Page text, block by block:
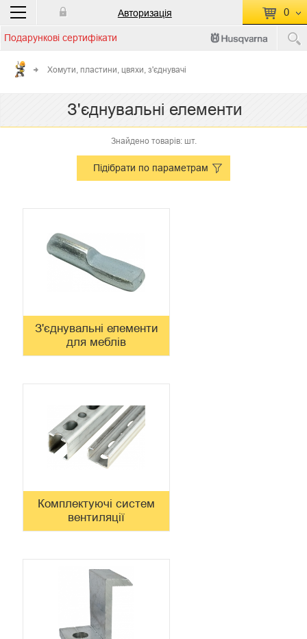
Авторизація 0
КОШИК ПУСТИЙ
до кошику
Подарункові сертифікати
Хомути, пластини, цвяхи, з'єднувачі
З'єднувальні елементи
Знайдено товарів: шт.
Підібрати по параметрам
З'єднувальні елементи
для меблів
Комплектуючі систем
вентиляції